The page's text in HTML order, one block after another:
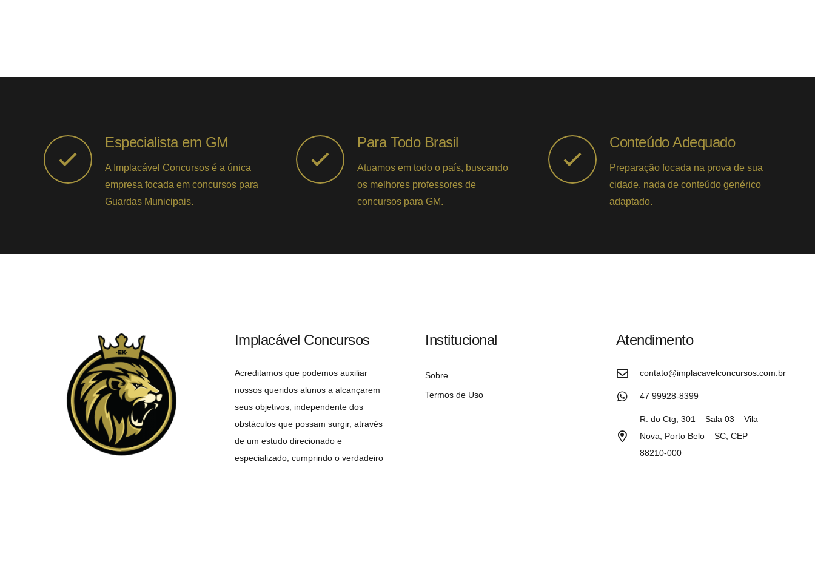
Especialista em GM
A Implacável Concursos é a única
empresa focada em concursos para
Guardas Municipais.
Para Todo Brasil
Atuamos em todo o país, buscando
os melhores professores de
concursos para GM.
Conteúdo Adequado
Preparação focada na prova de sua
cidade, nada de conteúdo genérico
adaptado.
Implacável Concursos
Acreditamos que podemos auxiliar
nossos queridos alunos a alcançarem
seus objetivos, independente dos
obstáculos que possam surgir, através
de um estudo direcionado e
especializado, cumprindo o verdadeiro
Institucional
Sobre
Termos de Uso
Atendimento
contato@implacavelconcursos.com.br
47 99928-8399
R. do Ctg, 301 – Sala 03 – Vila
Nova, Porto Belo – SC, CEP
88210-000